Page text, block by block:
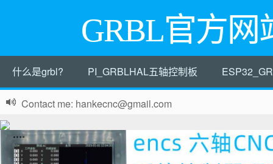
GRBL官方网
什么是grbl? PI_GRBLHAL五轴控制板
Contact me: hankecnc@gmail.com